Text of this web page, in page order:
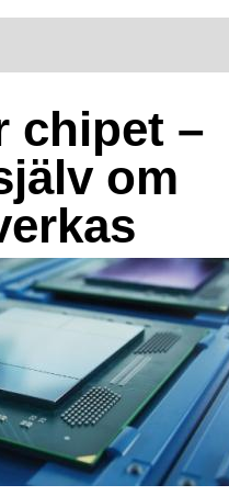
chipet –
om